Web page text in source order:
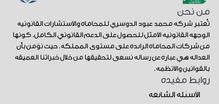
من نحن
تُعتبر شركة محمد عبود الدوسري للمحاماة والاستشارات القانونية
الوجهة القانونية الأمثل للحصول على الدعم القانوني الكامل. كونها
من شركات المحاماة الرائدة على مستوى المملكة. حيث نؤمن بأن
العدالة هي عبارة عن رسالة نسعى لتحقيقها من خلال خبراتنا العميقة
بالقوانين والأنظمة.
روابط مفيدة
الأسئلة الشائعة